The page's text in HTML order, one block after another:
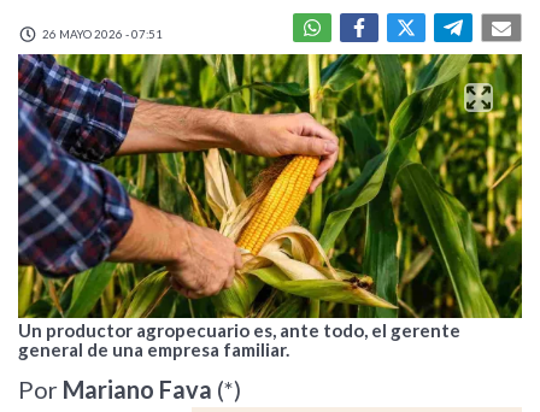
26 MAYO 2026 - 07:51
Un productor agropecuario es, ante todo, el gerente
general de una empresa familiar.
Por Mariano Fava (*)